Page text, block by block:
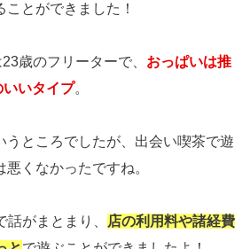
とができました！
歳のフリーターで、 おっぱいは推
いタイプ。
うところでしたが、出会い喫茶で遊
くなかったですね。
がまとまり、
店の利用料や諸経費